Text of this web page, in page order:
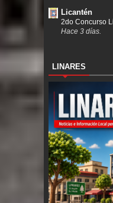
Licantén
2do Concurso
Hace 3 días.
LINARES